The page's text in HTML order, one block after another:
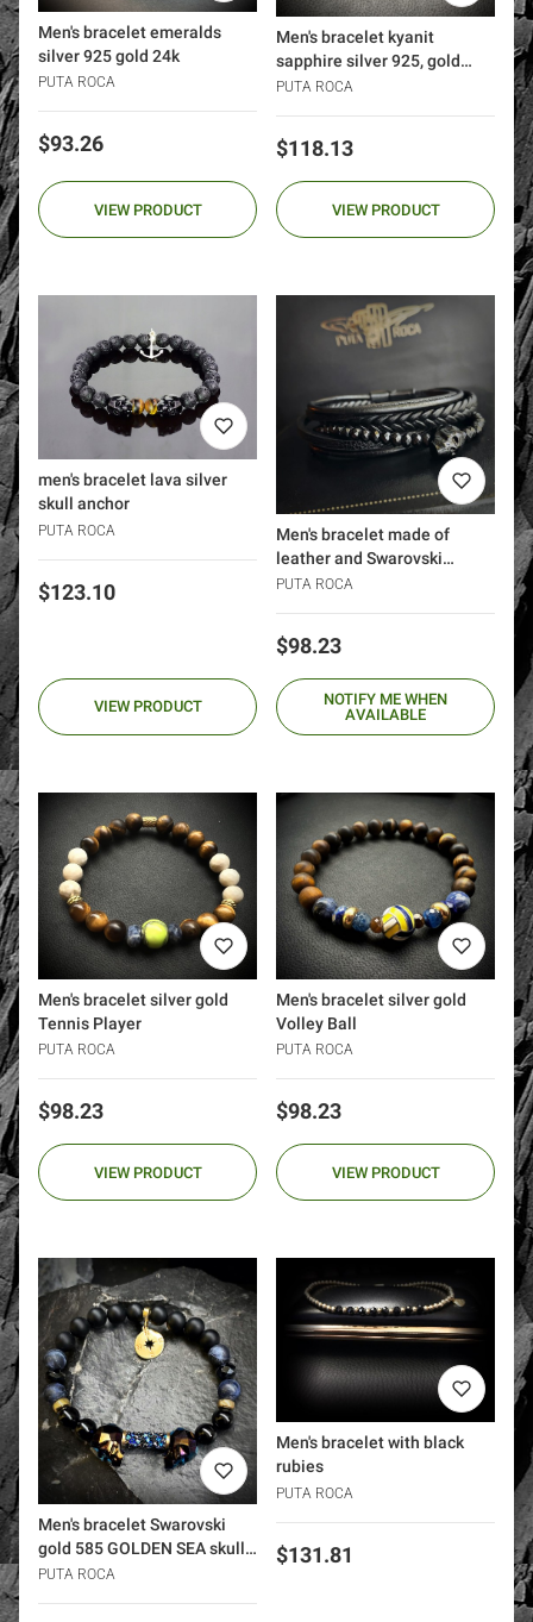
Men's bracelet emeralds
silver 925 gold 24k
PUTA ROCA
Price
$93.26
VIEW PRODUCT
Men's bracelet kyanit
sapphire silver 925, gold
blue
PUTA ROCA
Price
$118.13
VIEW PRODUCT
men's bracelet lava silver
skull anchor
PUTA ROCA
Price
$123.10
VIEW PRODUCT
Men's bracelet made of
leather and Swarovski
crystals silver 925 gold 24k
PUTA ROCA
Price
$98.23
NOTIFY ME WHEN
AVAILABLE
Men's bracelet silver gold
Tennis Player
PUTA ROCA
Price
$98.23
VIEW PRODUCT
Men's bracelet silver gold
Volley Ball
PUTA ROCA
Price
$98.23
VIEW PRODUCT
Men's bracelet Swarovski
gold 585 GOLDEN SEA skull
wind rose
PUTA ROCA
Men's bracelet with black
rubies
PUTA ROCA
Price
$131.81